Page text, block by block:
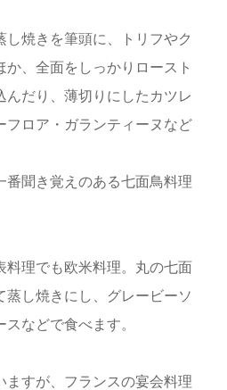
焼きを筆頭に、トリフやク
か、全面をしっかりロースト
んだり、薄切りにしたカツレ
フロア・ガランティーヌなど
番聞き覚えのある七面鳥料理
料理でも欧米料理。丸の七面
蒸し焼きにし、グレービーソ
などで食べます。
ますが、フランスの宴会料理